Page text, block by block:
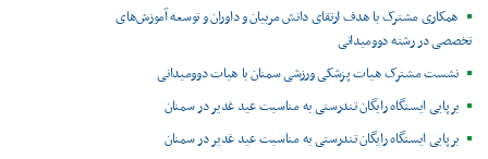
همکاری مشترک با هدف ارتقای دانش مربیان و داوران و توسعه آموزش‌های
تخصصی در رشته دوومیدانی
نشست مشترک هیات پزشکی ورزشی سمنان با هیات دوومیدانی
برپایی ایستگاه رایگان تندرستی به مناسبت عید غدیر در سمنان
برپایی ایستگاه رایگان تندرستی به مناسبت عید غدیر در سمنان